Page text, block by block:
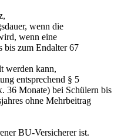
wenn die
wenn eine
bis zum Endalter 67
werden kann,
entsprechend § 5
36 Monate) bei Schülern bis
ohne Mehrbeitrag
BU-Versicherer ist.